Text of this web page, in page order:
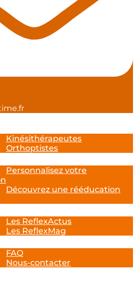
Kinésithérapeutes
Orthoptistes
Personnalisez votre
Découvrez une rééducation
Les ReflexActus
Les ReflexMag
FAQ
Nous-contacter